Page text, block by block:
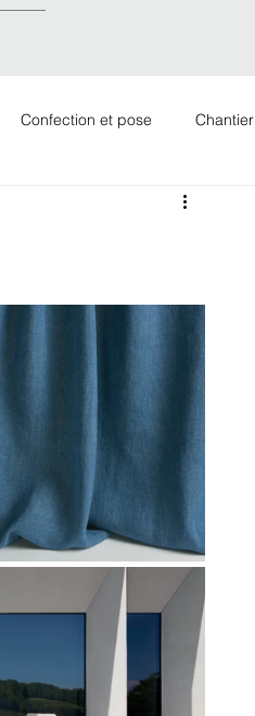
Confection et pose Chantier